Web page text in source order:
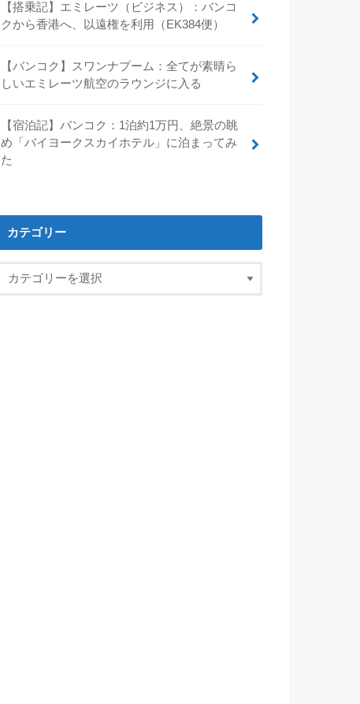
【搭乗記】エミレーツ（ビジネス）：バンコ
クから香港へ、以遠権を利用（EK384便）
【バンコク】スワンナプーム：全てが素晴ら
しいエミレーツ航空のラウンジに入る
【宿泊記】バンコク：1泊約1万円、絶景の眺
め「バイヨークスカイホテル」に泊まってみ
た
カテゴリー